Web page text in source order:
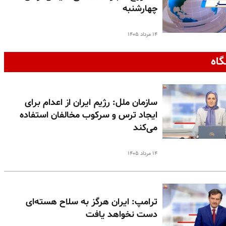
چهارشنبه
۱۴ مرداد ۱۴۰۵
سازمان ملل: رژیم ایران از اعدام برای
ایجاد ترس و سرکوب مخالفان استفاده
می‌کند
۱۴ مرداد ۱۴۰۵
ترامپ: ایران هرگز به سلاح هسته‌ای
دست نخواهد یافت